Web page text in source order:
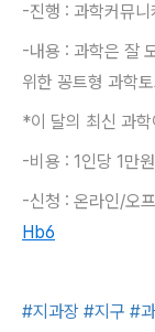
-진행 : 과학커뮤
-내용 : 과학은 잘
위한 꽁트형 과학
*이 달의 최신 과
-비용 : 1인당 1만원
-신청 : 온라인/오
Hb6
#지과장 #지구 #